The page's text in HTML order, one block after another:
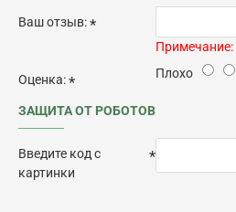
Ваш отзыв:
Примечание:
Оценка: Плохо
ЗАЩИТА ОТ РОБОТОВ
Введите код с
картинки